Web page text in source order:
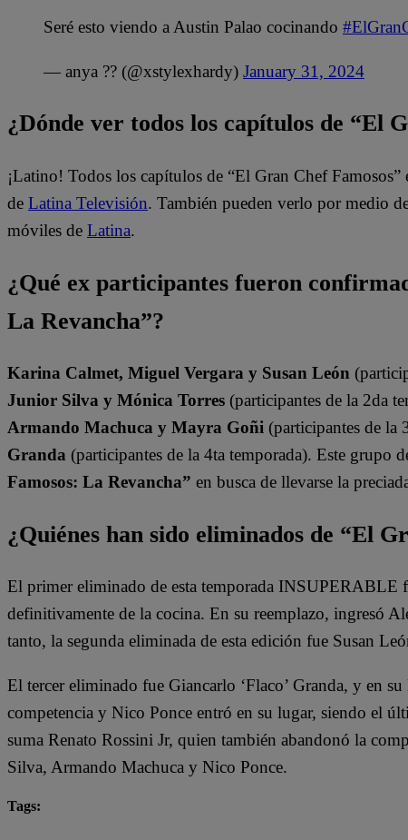
Seré esto viendo a Austin Palao cocinando
— anya ?? (@xstylexhardy) January 31, 2024
¿Dónde ver todos los capítulos de “El
¡Latino! Todos los capítulos de “El Gran Chef
de Latina Televisión. También pueden verlo por medio
móviles de Latina.
¿Qué ex participantes fueron
La Revancha”?
Karina Calmet, Miguel Vergara y Susan León
Junior Silva y Mónica Torres (participantes de la 2da
Armando Machuca y Mayra Goñi (participantes de la
Granda (participantes de la 4ta temporada). Este grupo
Famosos: La Revancha” en busca de llevarse la
¿Quiénes han sido eliminados de “El
El primer eliminado de esta temporada INSUPERABLE
definitivamente de la cocina. En su reemplazo, ingresó
tanto, la segunda eliminada de esta edición fue Susan
El tercer eliminado fue Giancarlo ‘Flaco’ Granda, y en
competencia y Nico Ponce entró en su lugar, siendo el
suma Renato Rossini Jr, quien también abandonó la
Silva, Armando Machuca y Nico Ponce.
Tags: